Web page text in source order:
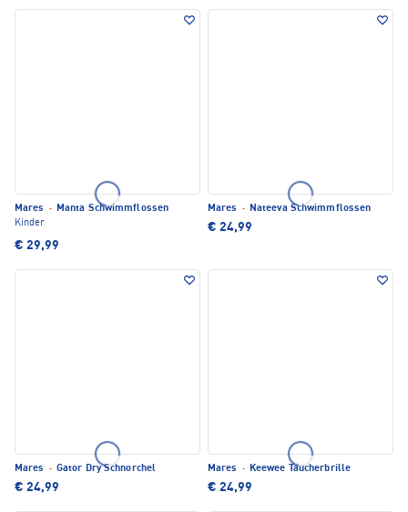
Mares · Manta Schwimmflossen
Kinder
€ 29,99
Mares · Nateeva Schwimmflossen
€ 24,99
Mares · Gator Dry Schnorchel
€ 24,99
Mares · Keewee Taucherbrille
€ 24,99